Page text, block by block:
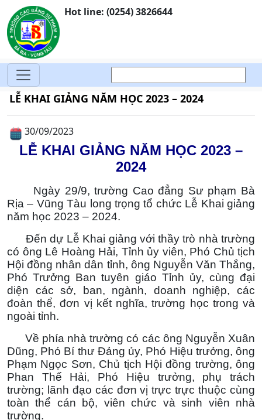
Hot line: (0254) 3826644
LỄ KHAI GIẢNG NĂM HỌC 2023 – 2024
30/09/2023
LỄ KHAI GIẢNG NĂM HỌC 2023 –
2024
Ngày 29/9, trường Cao đẳng Sư phạm Bà
Rịa – Vũng Tàu long trọng tổ chức Lễ Khai giảng
năm học 2023 – 2024.
Đến dự Lễ Khai giảng với thầy trò nhà trường
có ông Lê Hoàng Hải, Tỉnh ủy viên, Phó Chủ tịch
Hội đồng nhân dân tỉnh, ông Nguyễn Văn Thắng,
Phó Trưởng Ban tuyên giáo Tỉnh ủy, cùng đại
diện các sở, ban, ngành, doanh nghiệp, các
đoàn thể, đơn vị kết nghĩa, trường học trong và
ngoài tỉnh.
Về phía nhà trường có các ông Nguyễn Xuân
Dũng, Phó Bí thư Đảng ủy, Phó Hiệu trưởng, ông
Phạm Ngọc Sơn, Chủ tịch Hội đồng trường, ông
Phan Thế Hải, Phó Hiệu trưởng, phụ trách
trường; lãnh đạo các đơn vị trực trực thuộc cùng
toàn thể cán bộ, viên chức và sinh viên nhà
trường.